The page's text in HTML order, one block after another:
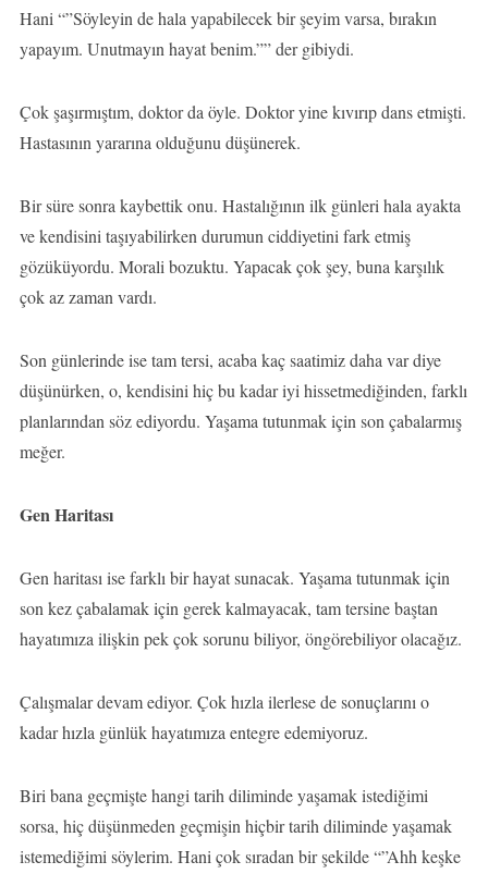
Hani “”Söyleyin de hala yapabilecek bir şeyim varsa, bırakın
yapayım. Unutmayın hayat benim.”” der gibiydi.
Çok şaşırmıştım, doktor da öyle. Doktor yine kıvırıp dans etmişti.
Hastasının yararına olduğunu düşünerek.
Bir süre sonra kaybettik onu. Hastalığının ilk günleri hala ayakta
ve kendisini taşıyabilirken durumun ciddiyetini fark etmiş
gözüküyordu. Morali bozuktu. Yapacak çok şey, buna karşılık
çok az zaman vardı.
Son günlerinde ise tam tersi, acaba kaç saatimiz daha var diye
düşünürken, o, kendisini hiç bu kadar iyi hissetmediğinden, farklı
planlarından söz ediyordu. Yaşama tutunmak için son çabalarmış
meğer.
Gen Haritası
Gen haritası ise farklı bir hayat sunacak. Yaşama tutunmak için
son kez çabalamak için gerek kalmayacak, tam tersine baştan
hayatımıza ilişkin pek çok sorunu biliyor, öngörebiliyor olacağız.
Çalışmalar devam ediyor. Çok hızla ilerlese de sonuçlarını o
kadar hızla günlük hayatımıza entegre edemiyoruz.
Biri bana geçmişte hangi tarih diliminde yaşamak istediğimi
sorsa, hiç düşünmeden geçmişin hiçbir tarih diliminde yaşamak
istemediğimi söylerim. Hani çok sıradan bir şekilde “”Ahh keşke